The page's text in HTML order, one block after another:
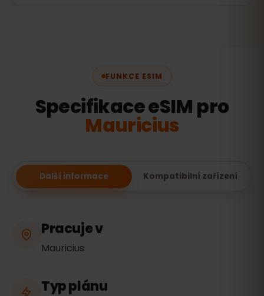
FUNKCE ESIM
Specifikace eSIM pro
Mauricius
Další informace Kompatibilní zařízení
Pracuje v
Mauricius
Typ plánu